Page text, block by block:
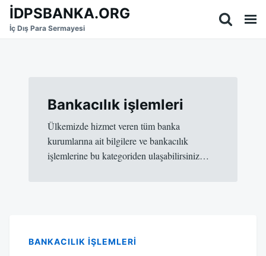
SkipSearch
for:
İDPSBANKA.ORG
İç Dış Para Sermayesi
Bankacılık işlemleri
Ülkemizde hizmet veren tüm banka
kurumlarına ait bilgilere ve bankacılık
işlemlerine bu kategoriden ulaşabilirsiniz…
BANKACILIK IŞLEMLERI